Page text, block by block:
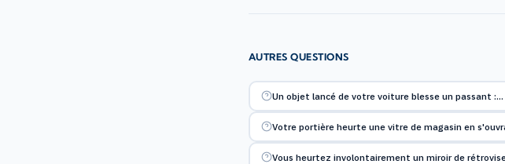
AUTRES QUESTIONS
Un objet lancé de votre voiture blesse un passant :…
Votre portière heurte une vitre de magasin en
Vous heurtez involontairement un miroir de